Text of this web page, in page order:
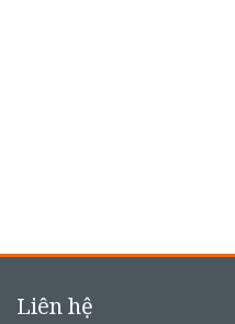
Liên hệ